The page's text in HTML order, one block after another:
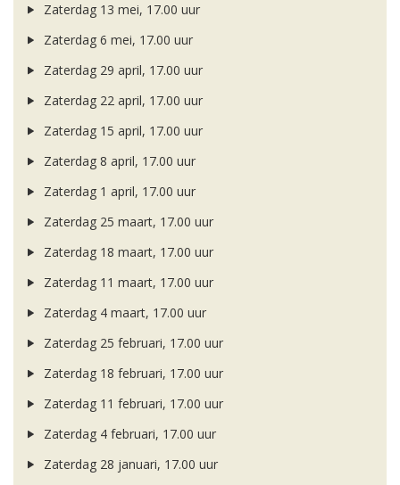
Zaterdag 13 mei, 17.00 uur
Zaterdag 6 mei, 17.00 uur
Zaterdag 29 april, 17.00 uur
Zaterdag 22 april, 17.00 uur
Zaterdag 15 april, 17.00 uur
Zaterdag 8 april, 17.00 uur
Zaterdag 1 april, 17.00 uur
Zaterdag 25 maart, 17.00 uur
Zaterdag 18 maart, 17.00 uur
Zaterdag 11 maart, 17.00 uur
Zaterdag 4 maart, 17.00 uur
Zaterdag 25 februari, 17.00 uur
Zaterdag 18 februari, 17.00 uur
Zaterdag 11 februari, 17.00 uur
Zaterdag 4 februari, 17.00 uur
Zaterdag 28 januari, 17.00 uur